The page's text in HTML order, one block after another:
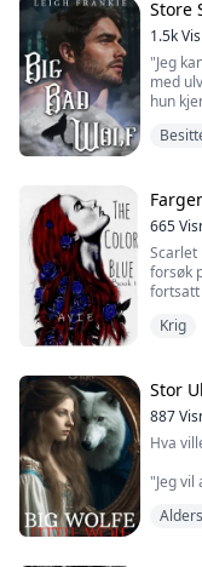
"Å?
Jeg
"Det ...
Store
1.5k
"Jeg
med
hun
Så,
luft og
Siden
hatt
665
Scarlet
forsøk
fortsatt
flokken
Krig
Stor
887
Hva
"Jeg vil
puten